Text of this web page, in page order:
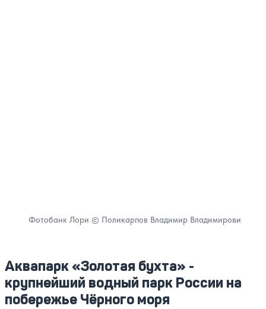
Аквапарк «Золотая бухта» -
крупнейший водный парк России на
побережье Чёрного моря
Фотобанк Лори © Поликарпов Владимир Владимирови